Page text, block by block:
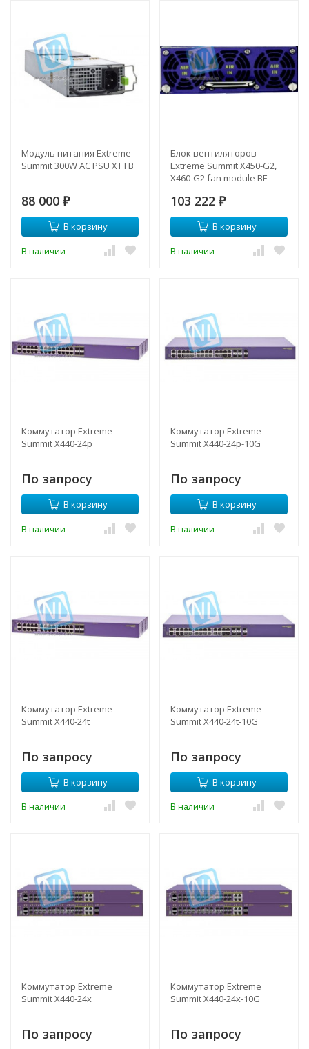
Модуль питания Extreme
Summit 300W AC PSU XT FB
88 000 ₽
В корзину
В наличии
Блок вентиляторов
Extreme Summit X450-G2,
X460-G2 fan module BF
103 222 ₽
В корзину
В наличии
Коммутатор Extreme
Summit X440-24p
По запросу
В корзину
В наличии
Коммутатор Extreme
Summit X440-24p-10G
По запросу
В корзину
В наличии
Коммутатор Extreme
Summit X440-24t
По запросу
В корзину
В наличии
Коммутатор Extreme
Summit X440-24t-10G
По запросу
В корзину
В наличии
Коммутатор Extreme
Summit X440-24x
По запросу
Коммутатор Extreme
Summit X440-24x-10G
По запросу